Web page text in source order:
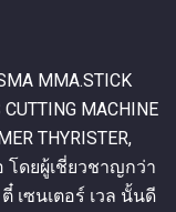
MMA.STICK
CUTTING MACHINE
THYRISTER,
โดยผู้เชี่ยวชาญกว่า
เซนเตอร์ เวล นั้นดี